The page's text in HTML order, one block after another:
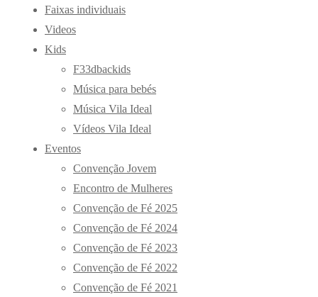
Faixas individuais
Videos
Kids
F33dbackids
Música para bebés
Música Vila Ideal
Vídeos Vila Ideal
Eventos
Convenção Jovem
Encontro de Mulheres
Convenção de Fé 2025
Convenção de Fé 2024
Convenção de Fé 2023
Convenção de Fé 2022
Convenção de Fé 2021